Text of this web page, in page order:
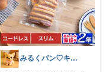
みるくパン♡キッチンルーム